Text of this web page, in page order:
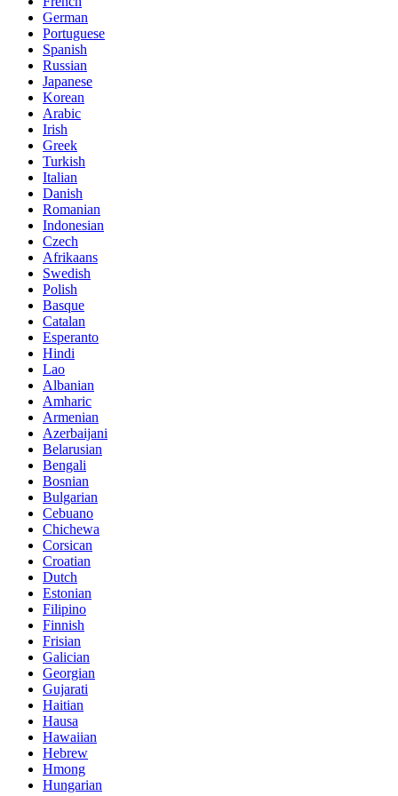
German
Portuguese
Spanish
Russian
Japanese
Korean
Arabic
Irish
Greek
Turkish
Italian
Danish
Romanian
Indonesian
Czech
Afrikaans
Swedish
Polish
Basque
Catalan
Esperanto
Hindi
Lao
Albanian
Amharic
Armenian
Azerbaijani
Belarusian
Bengali
Bosnian
Bulgarian
Cebuano
Chichewa
Corsican
Croatian
Dutch
Estonian
Filipino
Finnish
Frisian
Galician
Georgian
Gujarati
Haitian
Hausa
Hawaiian
Hebrew
Hmong
Hungarian